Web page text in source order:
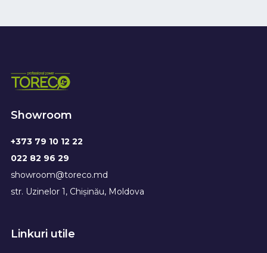
Showroom
+373 79 10 12 22
022 82 96 29
showroom@toreco.md
str. Uzinelor 1, Chișinău, Moldova
Linkuri utile